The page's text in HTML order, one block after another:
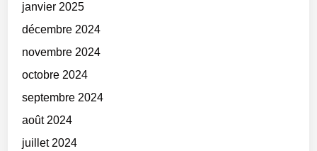
janvier 2025
décembre 2024
novembre 2024
octobre 2024
septembre 2024
août 2024
juillet 2024